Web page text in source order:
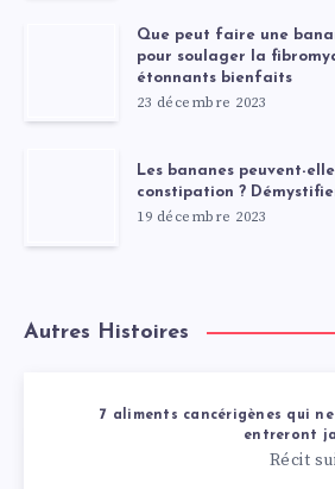
Que peut faire une
pour soulager la
étonnants bienfaits
23 décembre 2023
Les bananes peuvent-
constipation ?
19 décembre 2023
Autres Histoires
7 aliments cancérigènes qui ne
entreront
Récit